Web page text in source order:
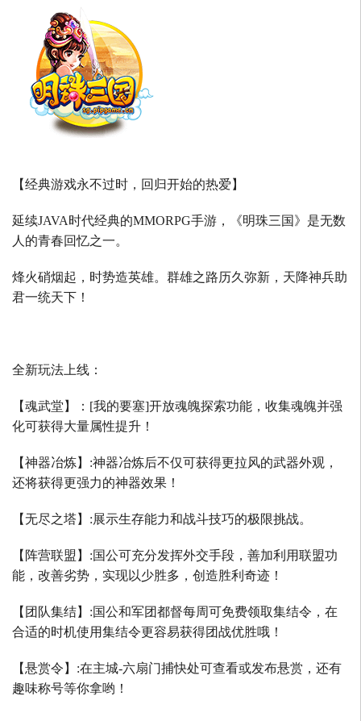
【经典游戏永不过时，回归开始的热爱】
延续JAVA时代经典的MMORPG手游，《明珠三国》是无数
人的青春回忆之一。
烽火硝烟起，时势造英雄。群雄之路历久弥新，天降神兵助
君一统天下！
全新玩法上线：
【魂武堂】： [我的要塞]开放魂魄探索功能，收集魂魄并强
化可获得大量属性提升！
【神器冶炼】 :神器冶炼后不仅可获得更拉风的武器外观，
还将获得更强力的神器效果！
【无尽之塔】 :展示生存能力和战斗技巧的极限挑战。
【阵营联盟】 :国公可充分发挥外交手段，善加利用联盟功
能，改善劣势，实现以少胜多，创造胜利奇迹！
【团队集结】 :国公和军团都督每周可免费领取集结令，在
合适的时机使用集结令更容易获得团战优胜哦！
【悬赏令】 :在主城-六扇门捕快处可查看或发布悬赏，还有
趣味称号等你拿哟！